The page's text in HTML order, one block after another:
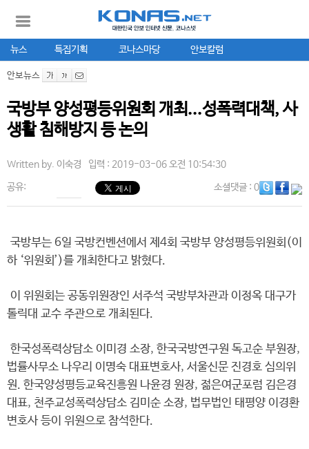
뉴스 특집기획 코나스마당 안보칼럼
안보뉴스
국방부 양성평등위원회 개최...성폭력대책, 사
생활 침해방지 등 논의
Written by. 이숙경 입력 : 2019-03-06 오전 10:54:30
공유: 소셜댓글: 0
국방부는 6일 국방컨벤션에서 제4회 국방부 양성평등위원회(이
하 ‘위원회’)를 개최한다고 밝혔다.
이 위원회는 공동위원장인 서주석 국방부차관과 이정옥 대구가
톨릭대 교수 주관으로 개최된다.
한국성폭력상담소 이미경 소장, 한국국방연구원 독고순 부원장,
법률사무소 나우리 이명숙 대표변호사, 서울신문 진경호 심의위
원. 한국양성평등교육진흥원 나윤경 원장, 젊은여군포럼 김은경
대표, 천주교성폭력상담소 김미순 소장, 법무법인 태평양 이경환
변호사 등이 위원으로 참석한다.